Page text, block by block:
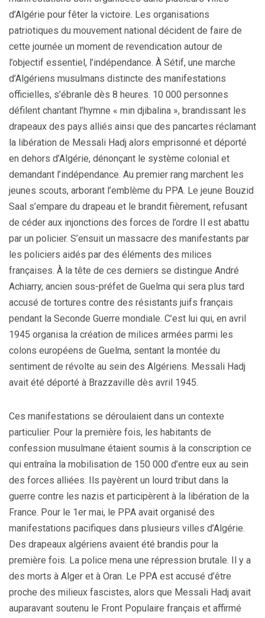
d’Algérie pour fêter la victoire. Les organisations
patriotiques du mouvement national décident de faire de
cette journée un moment de revendication autour de
l’objectif essentiel, l’indépendance. À Sétif, une marche
d’Algériens musulmans distincte des manifestations
officielles, s’ébranle dès 8 heures. 10 000 personnes
défilent chantant l’hymne « min djibalina », brandissant les
drapeaux des pays alliés ainsi que des pancartes réclamant
la libération de Messali Hadj alors emprisonné et déporté
en dehors d’Algérie, dénonçant le système colonial et
demandant l’indépendance. Au premier rang marchent les
jeunes scouts, arborant l’emblème du PPA. Le jeune Bouzid
Saal s’empare du drapeau et le brandit fièrement, refusant
de céder aux injonctions des forces de l’ordre Il est abattu
par un policier. S’ensuit un massacre des manifestants par
les policiers aidés par des éléments des milices
françaises. À la tête de ces derniers se distingue André
Achiarry, ancien sous-préfet de Guelma qui sera plus tard
accusé de tortures contre des résistants juifs français
pendant la Seconde Guerre mondiale. C’est lui qui, en avril
1945 organisa la création de milices armées parmi les
colons européens de Guelma, sentant la montée du
sentiment de révolte au sein des Algériens. Messali Hadj
avait été déporté à Brazzaville dès avril 1945.
Ces manifestations se déroulaient dans un contexte
particulier. Pour la première fois, les habitants de
confession musulmane étaient soumis à la conscription ce
qui entraîna la mobilisation de 150 000 d’entre eux au sein
des forces alliées. Ils payèrent un lourd tribut dans la
guerre contre les nazis et participèrent à la libération de la
France. Pour le 1er mai, le PPA avait organisé des
manifestations pacifiques dans plusieurs villes d’Algérie.
Des drapeaux algériens avaient été brandis pour la
première fois. La police mena une répression brutale. Il y a
des morts à Alger et à Oran. Le PPA est accusé d’être
proche des milieux fascistes, alors que Messali Hadj avait
auparavant soutenu le Front Populaire français et affirmé